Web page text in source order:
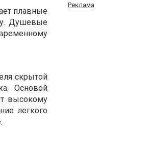
плавные
Душевые
скрытой
Основой
высокому
легкого
Реклама